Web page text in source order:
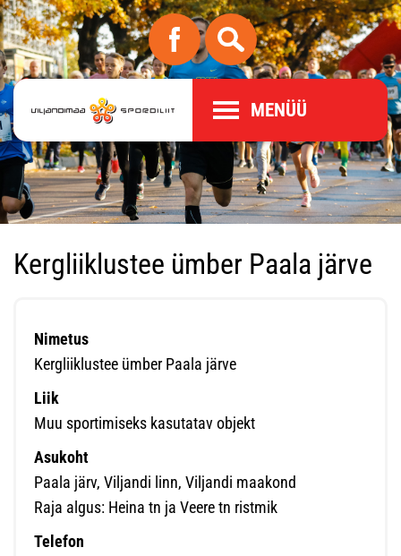
MENÜÜ
Kergliiklustee ümber Paala järve
Nimetus
Kergliiklustee ümber Paala järve
Liik
Muu sportimiseks kasutatav objekt
Asukoht
Paala järv, Viljandi linn, Viljandi maakond
Raja algus: Heina tn ja Veere tn ristmik
Telefon